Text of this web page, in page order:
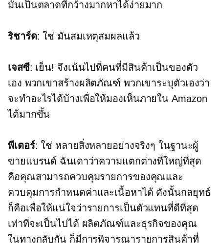
มันเป็นตลาดที่กว้างมากหาได้ง่ายมาก
ริชาร์ด: ใช่ มันสมเหตุสมผลแล้ว
เจสซี: เย็น! จึงเน้นไปที่คนที่มีสินค้าเป็นของตัว
เอง พวกเขาสร้างผลิตภัณฑ์ พวกเขาระบุตัวเองว่า
จะทำอะไรได้บ้างเพื่อให้มองเห็นภายใน Amazon
ได้มากขึ้น
พีเตอร์: ใช่ หลายสิ่งหลายอย่างจริงๆ ในฐานะผู้
ขายแบรนด์ ฉันเดาว่าความแตกต่างที่ใหญ่ที่สุด
คือคุณสามารถควบคุมรายการของคุณและ
ควบคุมการกำหนดค่าและเนื้อหาได้ ดังนั้นกลยุทธ์
ก็คือเพื่อให้แน่ใจว่ารายการเป็นตัวแทนที่ดีที่สุด
เท่าที่จะเป็นไปได้ ผลิตภัณฑ์และธุรกิจของคุณ
ในทางกลับกัน ก็มีการพิจารณารายการสินค้าที่